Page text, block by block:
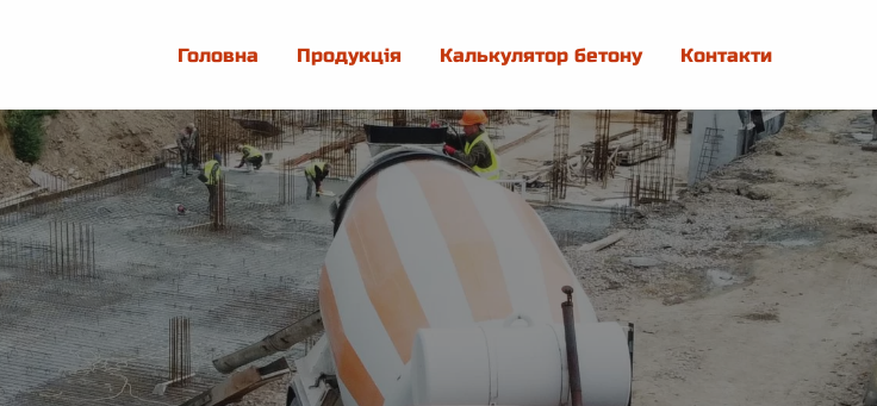
Головна Продукція Калькулятор бетону Контакти